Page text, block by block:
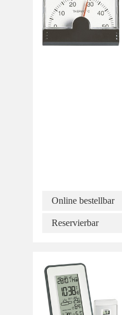
Online bestellbar
Reservierbar